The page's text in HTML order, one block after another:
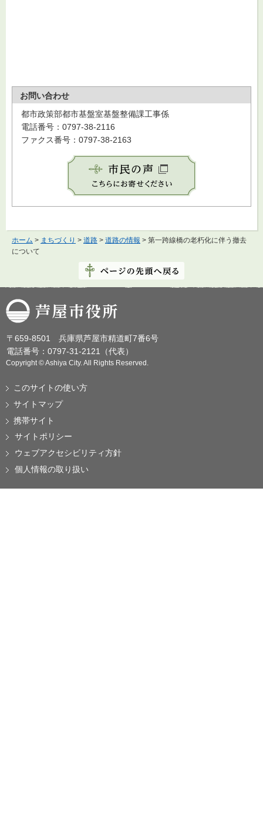
お問い合わせ
都市政策部都市基盤室基盤整備課工事係
電話番号：0797-38-2116
ファクス番号：0797-38-2163
ホーム > まちづくり > 道路 > 道路の情報 > 第一跨線橋の老朽化に伴う撤去
について
芦屋市役所
〒659-8501 兵庫県芦屋市精道町7番6号
電話番号：0797-31-2121（代表）
Copyright © Ashiya City. All Rights Reserved.
このサイトの使い方
サイトマップ
携帯サイト
サイトポリシー
ウェブアクセシビリティ方針
個人情報の取り扱い